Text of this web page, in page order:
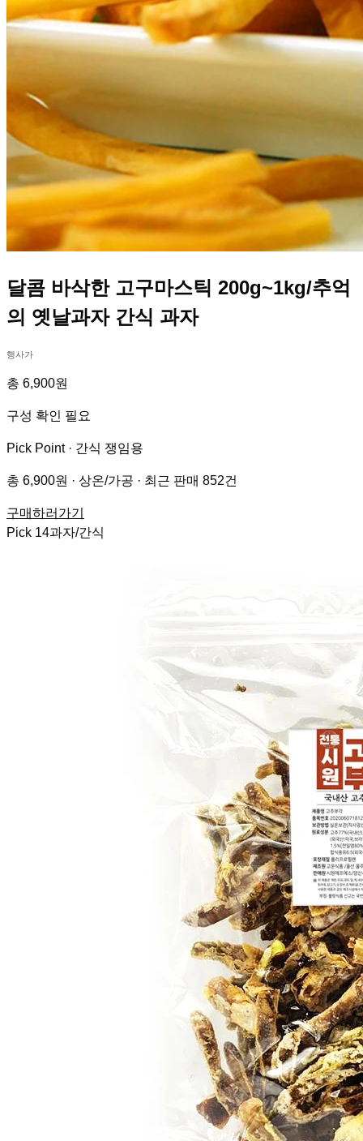
달콤 바삭한 고구마스틱 200g~1kg/추억
의 옛날과자 간식 과자
행사가
총 6,900원
구성 확인 필요
Pick Point · 간식 쟁임용
총 6,900원 · 상온/가공 · 최근 판매 852건
구매하러가기
Pick 14과자/간식